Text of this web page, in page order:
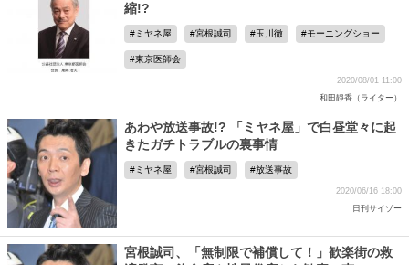
縮!?
ミヤネ屋 宮根誠司 玉川徹 モーニングショー
東京医師会
2020/08/01 11:00
和田靜香（ライター）
あわや放送事故!? 「ミヤネ屋」で白昼堂々に起
きたガチトラブルの裏事情
ミヤネ屋 宮根誠司 放送事故
2020/06/16 18:00
日刊サイゾー
宮根誠司、「無制限で補償して！」歓楽街の救